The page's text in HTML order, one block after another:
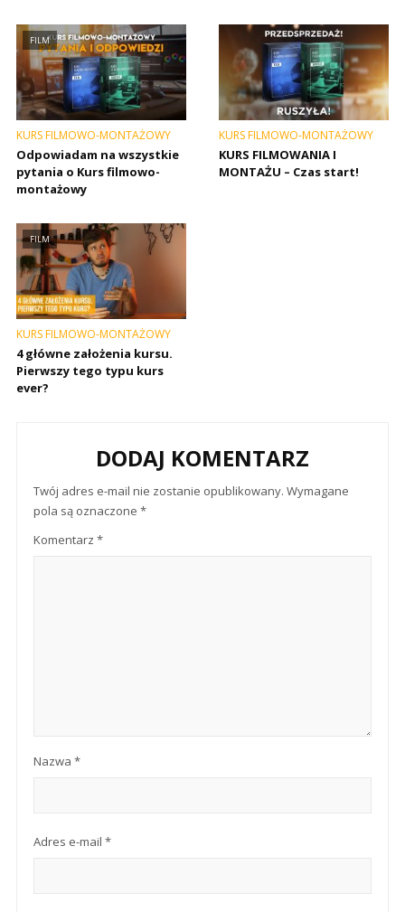
FILM
KURS FILMOWO-MONTAŻOWY
Odpowiadam na wszystkie
pytania o Kurs filmowo-
montażowy
KURS FILMOWO-MONTAŻOWY
KURS FILMOWANIA I
MONTAŻU – Czas start!
FILM
KURS FILMOWO-MONTAŻOWY
4 główne założenia kursu.
Pierwszy tego typu kurs
ever?
DODAJ KOMENTARZ
Twój adres e-mail nie zostanie opublikowany. Wymagane
pola są oznaczone *
Komentarz *
Nazwa *
Adres e-mail *